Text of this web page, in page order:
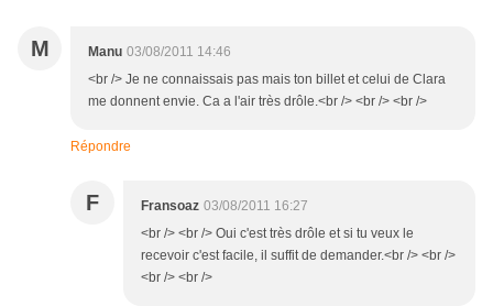
M Manu 03/08/2011 14:46
<br /> Je ne connaissais pas mais ton billet et celui de Clara
me donnent envie. Ca a l'air très drôle.<br /> <br /> <br />
Répondre
F Fransoaz 03/08/2011 16:27
<br /> <br /> Oui c'est très drôle et si tu veux le
recevoir c'est facile, il suffit de demander.<br /> <br />
<br /> <br />